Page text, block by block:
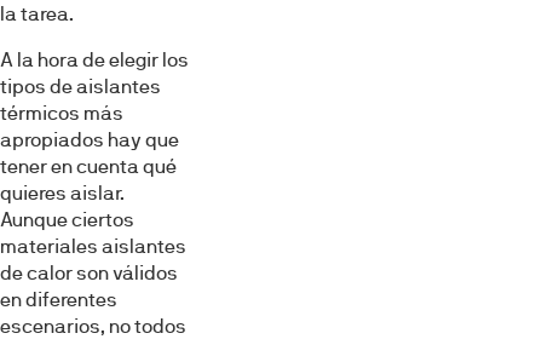
la tarea.
A la hora de elegir los
tipos de aislantes
térmicos más
apropiados hay que
tener en cuenta qué
quieres aislar.
Aunque ciertos
materiales aislantes
de calor son válidos
en diferentes
escenarios, no todos